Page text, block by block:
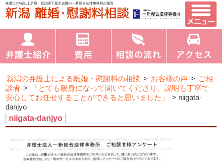
弁護士20名以上所属、新潟県下最大規模の一新総合法律事務所が運営
新潟の弁護士による離婚・慰謝料の相談 > お客様の声 > ご相
談者 >
「とても親身になって聞いてくださり、説明も丁寧で
安心してお任せすることができると思いました」
> niigata-
danjyo
niigata-danjyo